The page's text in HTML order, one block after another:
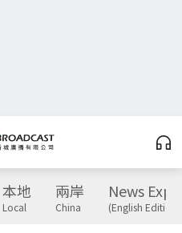
本地
Local
兩岸
China
News
(English Edition)